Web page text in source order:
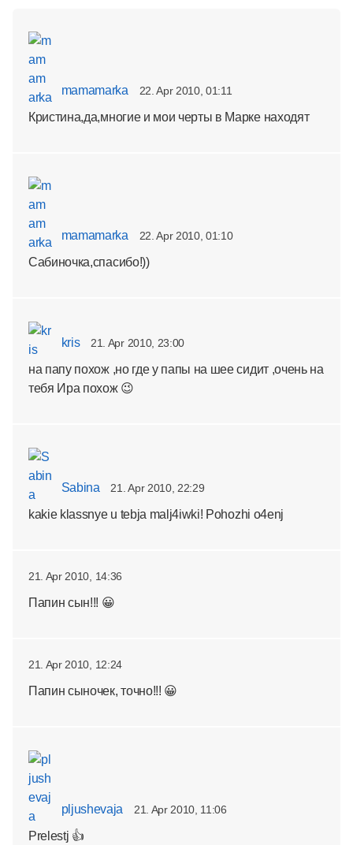
mamamarka 22. Apr 2010, 01:11
Кристина,да,многие и мои черты в Марке находят
mamamarka 22. Apr 2010, 01:10
Сабиночка,спасибо!))
kris 21. Apr 2010, 23:00
на папу похож ,но где у папы на шее сидит ,очень на
тебя Ира похож 😉
Sabina 21. Apr 2010, 22:29
kakie klassnye u tebja malj4iwki! Pohozhi o4enj
21. Apr 2010, 14:36
Папин сын!!! 😀
21. Apr 2010, 12:24
Папин сыночек, точно!!! 😀
pljushevaja 21. Apr 2010, 11:06
Prelestj 👍